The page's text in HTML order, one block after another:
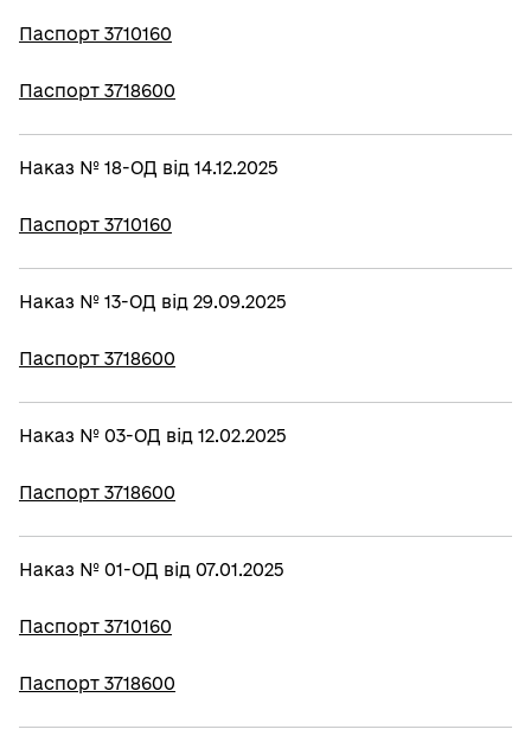
Паспорт 3710160
Паспорт 3718600
Наказ № 18-ОД від 14.12.2025
Паспорт 3710160
Наказ № 13-ОД від 29.09.2025
Паспорт 3718600
Наказ № 03-ОД від 12.02.2025
Паспорт 3718600
Наказ № 01-ОД від 07.01.2025
Паспорт 3710160
Паспорт 3718600